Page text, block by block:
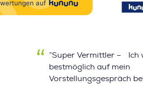
”Super Vermittler – Ich
bestmöglich auf mein
Vorstellungsgespräch